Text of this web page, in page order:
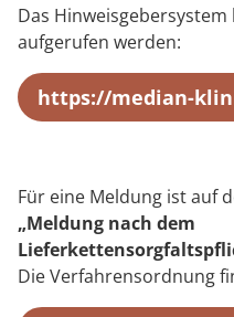
Das
aufgerufen werden:
https://median-
Für eine Meldung ist auf
„Meldung nach dem
Die Verfahrensordnung